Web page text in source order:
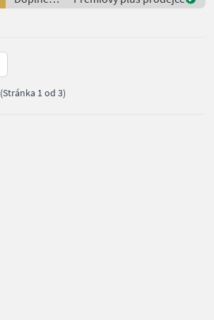
zariadenie , Nastavenie
živin a
(Stránka 1 od 3)